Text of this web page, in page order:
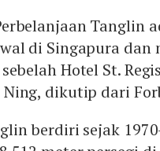
Tanglin
di Singapura dan
Hotel St.
Ning, dikutip dari
berdiri sejak